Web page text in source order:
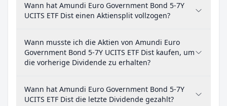
Wann hat Amundi Euro Government Bond 5-7Y
UCITS ETF Dist einen Aktiensplit vollzogen?
Wann musste ich die Aktien von Amundi Euro
Government Bond 5-7Y UCITS ETF Dist kaufen, um
die vorherige Dividende zu erhalten?
Wann hat Amundi Euro Government Bond 5-7Y
UCITS ETF Dist die letzte Dividende gezahlt?